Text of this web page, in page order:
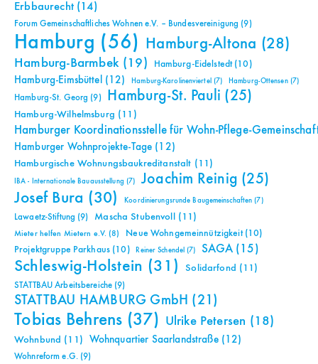
Erbbaurecht(14)
Forum Gemeinschaftliches Wohnen e.V. – Bundesvereinigung (9)
Hamburg (56) Hamburg-Altona (28)
Hamburg-Barmbek(19) Hamburg-Eidelstedt(10)
Hamburg-Eimsbüttel (12) Hamburg-Karolinenviertel (7) Hamburg-Ottensen(7)
Hamburg-St. Georg (9) Hamburg-St. Pauli (25)
Hamburg-Wilhelmsburg (11)
Hamburger Koordinationsstelle für Wohn-Pflege-
Hamburger Wohnprojekte-Tage (12)
Hamburgische Wohnungsbaukreditanstalt (11)
IBA - Internationale Bauausstellung (7) Joachim Reinig (25)
Josef Bura (30) Koordinierungsrunde Baugemeinschaften (7)
Lawaetz-Stiftung (9) Mascha Stubenvoll (11)
Mieter helfen Mietern e.V. (8) Neue Wohngemeinnützigkeit(10)
Projektgruppe Parkhaus (10) Reiner Schendel (7) SAGA(15)
Schleswig-Holstein (31) Solidarfond (11)
STATTBAU Arbeitsbereiche (9)
STATTBAU HAMBURG GmbH (21)
Tobias Behrens (37) Ulrike Petersen (18)
Wohnbund (11) Wohnquartier Saarlandstraße(12)
Wohnreform e.G.(9)